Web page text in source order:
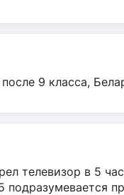
9 класса,
телевизор в 5